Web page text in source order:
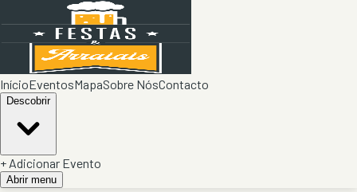
InícioEventosMapaSobre NósContacto
Descobrir
+ Adicionar Evento
Abrir menu